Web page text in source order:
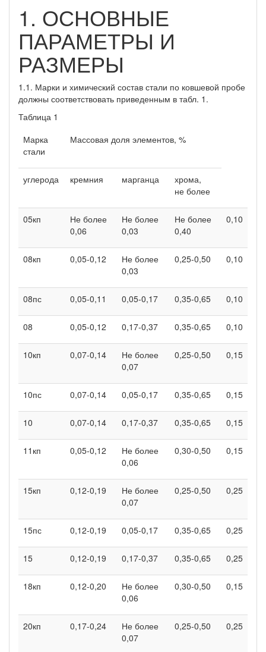
1. ОСНОВНЫЕ
ПАРАМЕТРЫ И
РАЗМЕРЫ
1.1. Марки и химический состав стали по ковшевой пробе
должны соответствовать приведенным в табл. 1.
Таблица 1
Марка
стали
Массовая доля элементов, %
углерода кремния марганца
хрома,
не более
05кп
Не более
0,06
Не более
0,03
Не более
0,40
0,10
08кп 0,05-0,12
Не более
0,03
0,25-0,50 0,10
08пс 0,05-0,11 0,05-0,17 0,35-0,65 0,10
08 0,05-0,12 0,17-0,37 0,35-0,65 0,10
10кп 0,07-0,14
Не более
0,07
0,25-0,50 0,15
10пс 0,07-0,14 0,05-0,17 0,35-0,65 0,15
10 0,07-0,14 0,17-0,37 0,35-0,65 0,15
11кп 0,05-0,12
Не более
0,06
0,30-0,50 0,15
15кп 0,12-0,19
Не более
0,07
0,25-0,50 0,25
15пс 0,12-0,19 0,05-0,17 0,35-0,65 0,25
15 0,12-0,19 0,17-0,37 0,35-0,65 0,25
18кп 0,12-0,20
Не более
0,06
0,30-0,50 0,15
20кп 0,17-0,24
Не более
0,07
0,25-0,50 0,25